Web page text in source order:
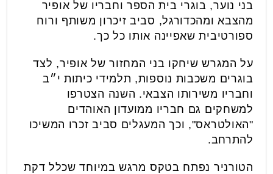
בני נוער, בוגרי בית הספר וחבריו של אופיר
מהצבא ומהכדורגל, סביב זיכרון משותף ורוח
ספורטיבית שאפיינה אותו כל כך.
על המגרש שיחקו בני המחזור של אופיר, לצד
בוגרים משכבות נוספות, תלמידי כיתות י״ב
וחבריו משירותו הצבאי. השנה הצטרפו
למשחקים גם חבריו ממועדון האוהדים
"האולטראס", וכך המעגלים סביב זכרו המשיכו
להתרחב.
הטורניר נפתח בטקס מרגש במיוחד שכלל דקת